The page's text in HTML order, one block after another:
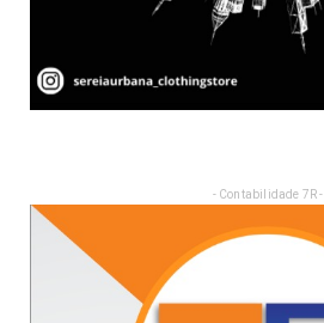
- Contabilidade 7R -